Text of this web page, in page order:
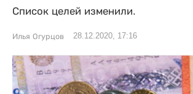
Список целей изменили.
Илья Огурцов 28.12.2020, 17:16